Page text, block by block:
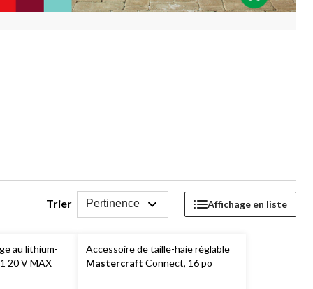
Trier Pertinence Affichage en liste
au lithium-
20 V MAX
Accessoire de taille-haie réglable
Mastercraft Connect, 16 po